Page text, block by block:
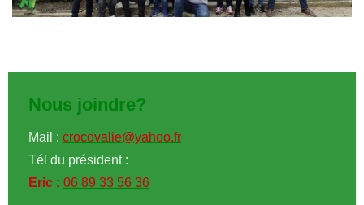
Nous joindre?
Mail : crocovalie@yahoo.fr
Tél du président :
Eric : 06 89 33 56 36